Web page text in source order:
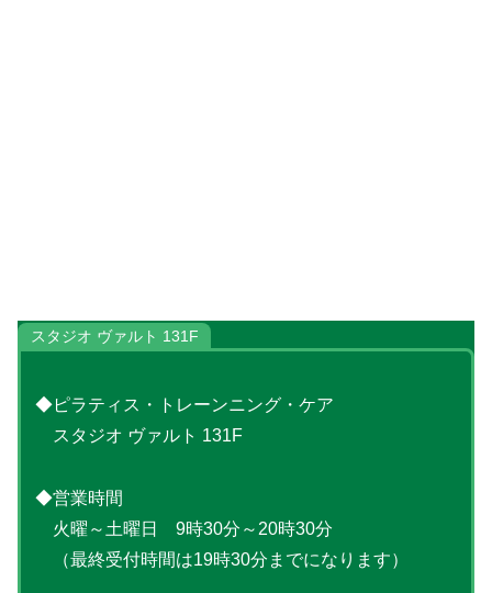
スタジオ ヴァルト 131F
◆ピラティス・トレーンニング・ケア
スタジオ ヴァルト 131F
◆営業時間
火曜～土曜日 9時30分～20時30分
（最終受付時間は19時30分までになります）